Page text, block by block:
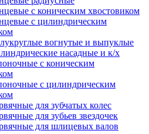
с коническим хвостовиком
с цилиндрическим
вогнутые и выпуклые
насадные и к/х
с коническим
с цилиндрическим
для зубчатых колес
для зубьев звездочек
для шлицевых валов